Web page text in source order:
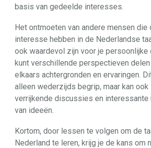
basis van gedeelde interesses.
Het ontmoeten van andere mensen
interesse hebben in de Nederlandse
ook waardevol zijn voor je persoonlijke
kunt verschillende perspectieven
elkaars achtergronden en ervaringen.
alleen wederzijds begrip, maar kan
verrijkende discussies en
van ideeën.
Kortom, door lessen te volgen om de
Nederland te leren, krijg je de kans om